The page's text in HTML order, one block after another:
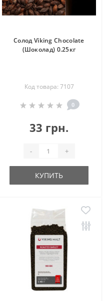
Солод Viking Chocolate
(Шоколад) 0.25кг
Код товара: 7107
0
33 грн.
- +
КУПИТЬ